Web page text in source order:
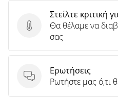
Στείλτε κριτική για το
Στείλτε κριτική
Θα θέλαμε να
σας
Ερωτήσεις
Ερωτήσεις
Ρωτήστε μας ό,τι